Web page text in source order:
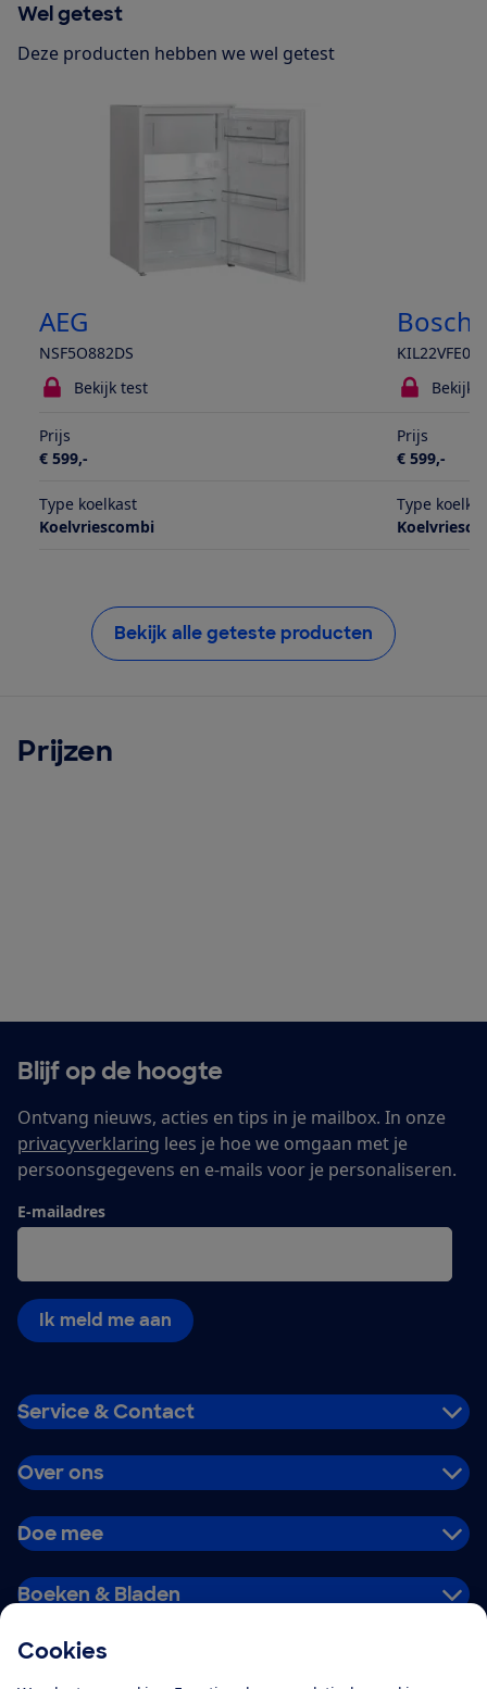
Cookies
Wel getest
Deze producten hebben we wel getest
AEG
NSF5O882DS
Bosch
KIL22VFE0
Bekijk test
Bekijk
Prijs
€ 599,-
Prijs
€ 599,-
Type koelkast
Koelvriescombi
Type
Bekijk alle geteste producten
Prijzen
Blijf op de hoogte
Ontvang nieuws, acties en tips in je mailbox. In onze
privacyverklaring lees je hoe we omgaan met je
persoonsgegevens en e-mails voor je personaliseren.
E-mailadres
Ik meld me aan
Service & Contact
Over ons
Doe mee
Boeken & Bladen